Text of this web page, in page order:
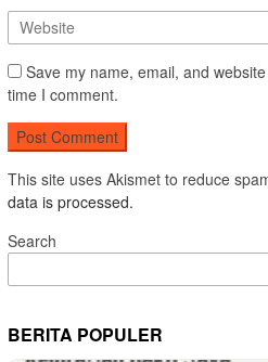
Save my name, email, and
time I comment.
This site uses Akismet to reduce
data is processed.
Search
BERITA POPULER